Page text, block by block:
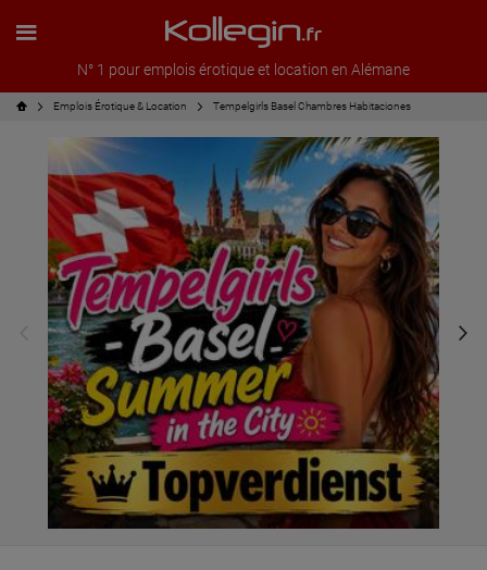
N° 1 pour emplois érotique et location en Alémane
Emplois Érotique & Location Tempelgirls Basel Chambres Habitaciones